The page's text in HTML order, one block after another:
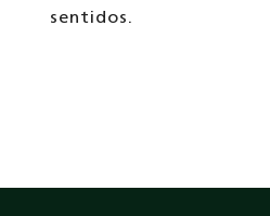
sentidos.